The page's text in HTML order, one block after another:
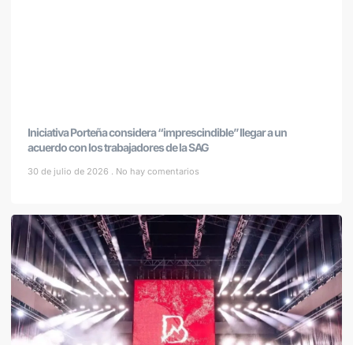
Iniciativa Porteña considera “imprescindible” llegar a un
acuerdo con los trabajadores de la SAG
30 de julio de 2026 No hay comentarios